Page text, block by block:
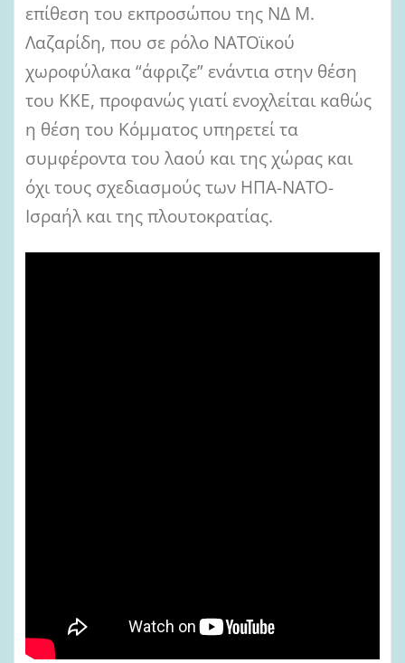
επίθεση του εκπροσώπου της ΝΔ Μ.
Λαζαρίδη, που σε ρόλο ΝΑΤΟϊκού
χωροφύλακα “άφριζε” ενάντια στην θέση
του ΚΚΕ, προφανώς γιατί ενοχλείται καθώς
η θέση του Κόμματος υπηρετεί τα
συμφέροντα του λαού και της χώρας και
όχι τους σχεδιασμούς των ΗΠΑ-ΝΑΤΟ-
Ισραήλ και της πλουτοκρατίας.